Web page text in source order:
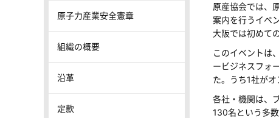
原産協会では、
案内を行うイベ
大阪では初めて
このイベントは
ービジネスフォ
た。うち1社がオ
各社・機関は、
130名という多
原子力産業安全憲章
組織の概要
沿革
定款